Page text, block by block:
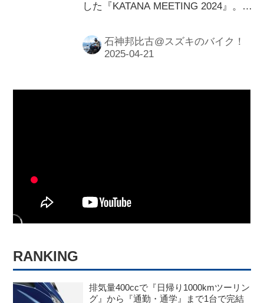
した『KATANA MEETING 2024』。ス
オーナーへの突撃インタビューを敢行
しました！ 今年はどんな「カタナ」
石神邦比古@スズキのバイク！
RANKING
排気量400ccで『日帰り1000kmツーリン
グ』から『通勤・通学』まで1台で完結